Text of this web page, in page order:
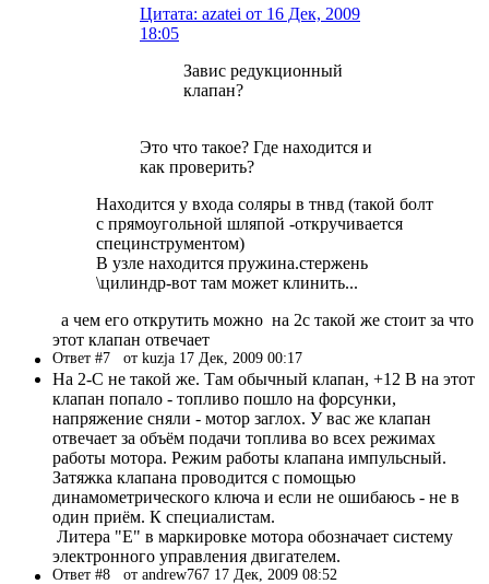
Цитата: azatei от 16 Дек, 2009
18:05
Завис редукционный
клапан?
Это что такое? Где находится и
как проверить?
Находится у входа соляры в тнвд (такой болт
с прямоугольной шляпой -откручивается
специнструментом)
В узле находится пружина.стержень
\цилиндр-вот там может клинить...
а чем его открутить можно на 2с такой же стоит за что
этот клапан отвечает
Ответ #7 от kuzja 17 Дек, 2009 00:17
На 2-C не такой же. Там обычный клапан, +12 В на этот
клапан попало - топливо пошло на форсунки,
напряжение сняли - мотор заглох. У вас же клапан
отвечает за объём подачи топлива во всех режимах
работы мотора. Режим работы клапана импульсный.
Затяжка клапана проводится с помощью
динамометрического ключа и если не ошибаюсь - не в
один приём. К специалистам.
Литера "Е" в маркировке мотора обозначает систему
электронного управления двигателем.
Ответ #8 от andrew767 17 Дек, 2009 08:52